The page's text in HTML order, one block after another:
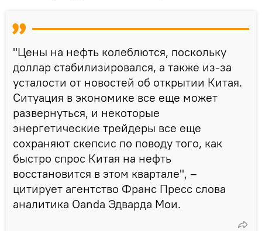
"Цены на нефть колеблются, поскольку
доллар стабилизировался, а также из-за
усталости от новостей об открытии Китая.
Ситуация в экономике все еще может
развернуться, и некоторые
энергетические трейдеры все еще
сохраняют скепсис по поводу того, как
быстро спрос Китая на нефть
восстановится в этом квартале", –
цитирует агентство Франс Пресс слова
аналитика Oanda Эдварда Мои.